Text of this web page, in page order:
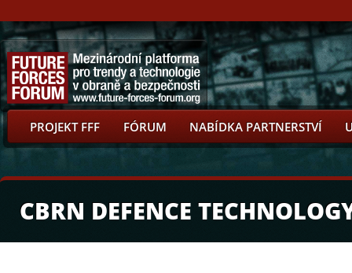
PROJEKT FFF FÓRUM NABÍDKA PARTNERSTVÍ
CBRN DEFENCE